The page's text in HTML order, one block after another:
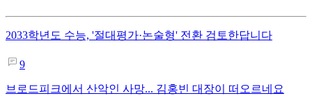
2033학년도 수능, '절대평가·논술형' 전환 검토한답니다
9
브로드피크에서 산악인 사망... 김홍빈 대장이 떠오르네요